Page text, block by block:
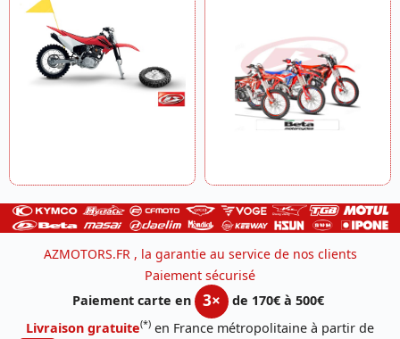
AZMOTORS.FR , la garantie au service de nos clients
Paiement sécurisé
Paiement carte en
3×
de 170€ à 500€
Livraison gratuite(*) en France métropolitaine à partir de